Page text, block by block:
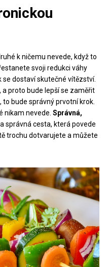
k ničemu nevede, když to
svoji redukci váhy
dostaví skutečné vítězství.
, a proto bude lepší se zaměřit
to bude správný prvotní krok.
nikam nevede.Správná,
správná cesta, která povede
trochu dotvarujete a můžete